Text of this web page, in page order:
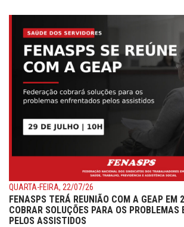
QUARTA-FEIRA, 22/07/26
FENASPS TERÁ REUNIÃO COM A GEAP EM
COBRAR SOLUÇÕES PARA OS PROBLEMAS
PELOS ASSISTIDOS